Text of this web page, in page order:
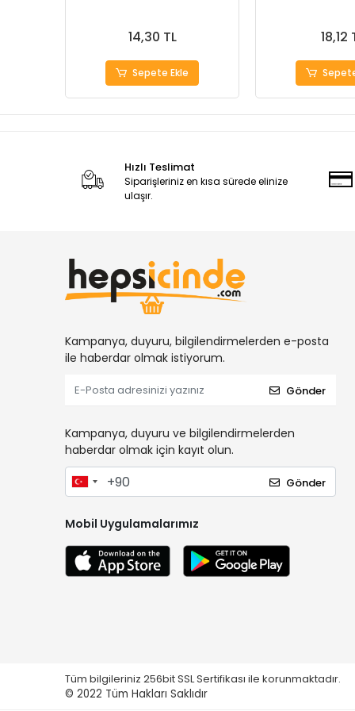
14,30 TL
Sepete Ekle
18,12
Hızlı Teslimat
Siparişleriniz en kısa sürede elinize
ulaşır.
Kampanya, duyuru, bilgilendirmelerden e-posta
ile haberdar olmak istiyorum.
Gönder
Kampanya, duyuru ve bilgilendirmelerden
haberdar olmak için kayıt olun.
Gönder
Mobil Uygulamalarımız
Tüm bilgileriniz 256bit SSL Sertifikası ile korunmaktadır.
© 2022 Tüm Hakları Saklıdır